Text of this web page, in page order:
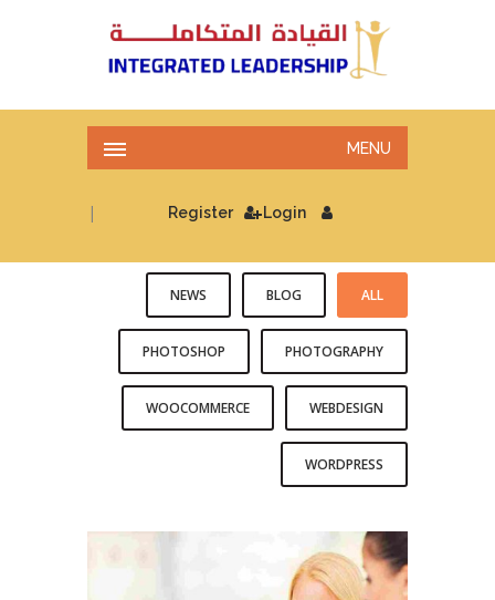
MENU
Login
| Register
ALL
BLOG
NEWS
PHOTOGRAPHY
PHOTOSHOP
WEBDESIGN
WOOCOMMERCE
WORDPRESS